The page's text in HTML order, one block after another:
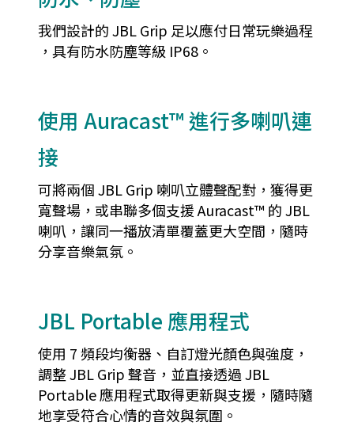
我們設計的 JBL Grip 足以應付日常玩樂過程
，具有防水防塵等級 IP68。
使用 Auracast™ 進行多喇叭連
接
可將兩個 JBL Grip 喇叭立體聲配對，獲得更
寬聲場，或串聯多個支援 Auracast™ 的 JBL
喇叭，讓同一播放清單覆蓋更大空間，隨時
分享音樂氣氛。
JBL Portable 應用程式
使用 7 頻段均衡器、自訂燈光顏色與強度，
調整 JBL Grip 聲音，並直接透過 JBL
Portable 應用程式取得更新與支援，隨時隨
地享受符合心情的音效與氛圍。